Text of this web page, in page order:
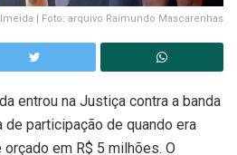
| Foto: arquivo Raimundo Mascarenhas
entrou na Justiça contra a banda
de participação de quando era
em R$ 5 milhões. O